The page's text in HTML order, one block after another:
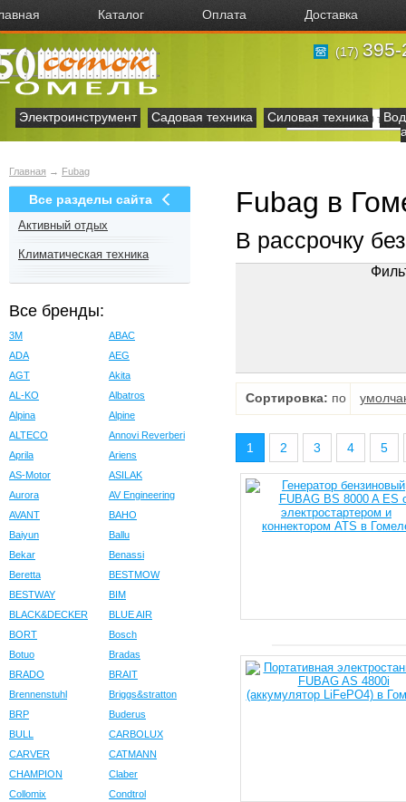
Каталог Оплата Доставка
(17) 395-
Электроинструмент Садовая техника Силовая техника
Главная → Fubag
Все разделы сайта
Активный отдых
Климатическая техника
Все бренды:
3M
ABAC
ADA
AEG
AGT
Akita
AL-KO
Albatros
Alpina
Alpine
ALTECO
Annovi Reverberi
Aprila
Ariens
AS-Motor
ASILAK
Aurora
AV Engineering
AVANT
BAHO
Baiyun
Ballu
Bekar
Benassi
Beretta
BESTMOW
BESTWAY
BIM
BLACK&DECKER
BLUE AIR
BORT
Bosch
Botuo
Bradas
BRADO
BRAIT
Brennenstuhl
Briggs&stratton
BRP
Buderus
BULL
CARBOLUX
CARVER
CATMANN
CHAMPION
Claber
Collomix
Condtrol
Fubag в
В рассрочку
Сортировка: по
1 2 3 4 5